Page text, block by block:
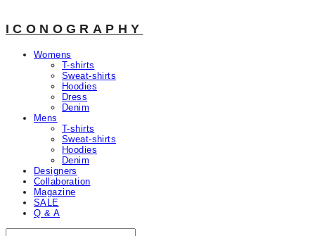
ICONOGRAPHY
Womens
T-shirts
Sweat-shirts
Hoodies
Dress
Denim
Mens
T-shirts
Sweat-shirts
Hoodies
Denim
Designers
Collaboration
Magazine
SALE
Q & A